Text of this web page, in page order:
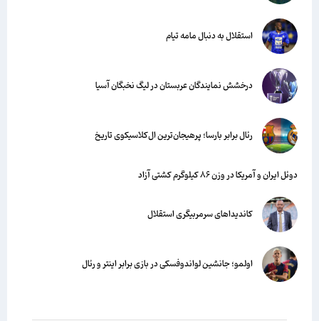
استقلال به دنبال مامه تیام
درخشش نمایندگان عربستان در لیگ نخبگان آسیا
رئال برابر بارسا؛ پرهیجان‌‌ترین ال‌کلاسیکوی تاریخ
دوئل ایران و آمریکا در وزن ۸۶ کیلوگرم کشتی آزاد
کاندیداهای سرمربیگری استقلال
اولمو؛ جانشین لواندوفسکی در بازی برابر اینتر و رئال